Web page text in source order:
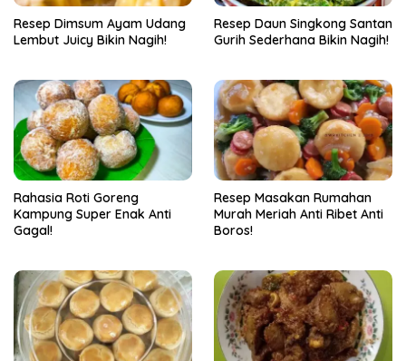
Resep Dimsum Ayam Udang
Lembut Juicy Bikin Nagih!
Resep Daun Singkong Santan
Gurih Sederhana Bikin Nagih!
Rahasia Roti Goreng
Kampung Super Enak Anti
Gagal!
Resep Masakan Rumahan
Murah Meriah Anti Ribet Anti
Boros!